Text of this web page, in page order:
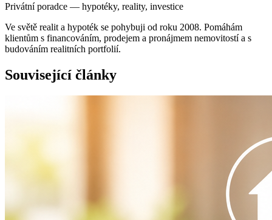
Privátní poradce — hypotéky, reality, investice
Ve světě realit a hypoték se pohybuji od roku 2008. Pomáhám
klientům s financováním, prodejem a pronájmem nemovitostí a s
budováním realitních portfolií.
Související články